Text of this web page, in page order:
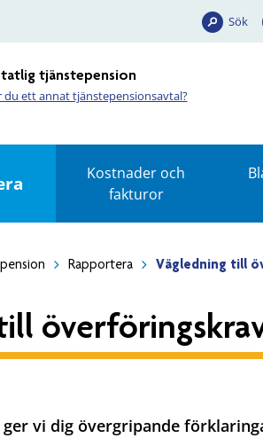
Sök
tjänstepension
du ett annat tjänstepensionsavtal?
Kostnader och
fakturor
Rapportera Vägledning till
överföringskrav
vi dig övergripande